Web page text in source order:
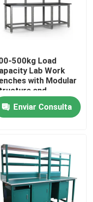
500kg Load
Lab Work
with Modular
and
Accessories
Enviar Consulta